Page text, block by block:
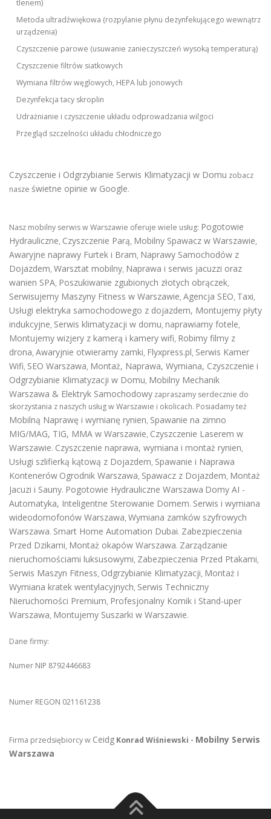
tlenem)
Metoda ultradźwiękowa (rozpylanie płynu dezynfekującego wewnątrz
urządzenia)
Czyszczenie parowe (usuwanie zanieczyszczeń wysoką temperaturą)
Czyszczenie filtrów siatkowych
Wymiana filtrów węglowych, HEPA lub jonowych
Dezynfekcja tacy skroplin
Udrażnianie i czyszczenie układu odprowadzania wilgoci
Przegląd szczelności układu chłodniczego
Czyszczenie i Odgrzybianie Serwis Klimatyzacji w Domu zobacz
nasze świetne opinie w Google.
Nasz mobilny serwis w Warszawie oferuje wiele usług: Pogotowie
Hydrauliczne, Czyszczenie Parą, Mobilny Spawacz w Warszawie,
Awaryjne naprawy Furtek i Bram, Naprawy Samochodów z
Dojazdem, Warsztat mobilny, Naprawa i serwis jacuzzi oraz
wanien SPA, Poszukiwanie zgubionych złotych obrączek,
Serwisujemy Maszyny Fitness w Warszawie, Agencja SEO, Taxi,
Usługi elektryka samochodowego z dojazdem, Montujemy płyty
indukcyjne, Serwis klimatyzacji w domu, naprawiamy fotele,
Montujemy wizjery z kamerą i kamery wifi, Robimy filmy z
drona, Awaryjnie otwieramy zamki, Flyxpress.pl, Serwis Kamer
Wifi, SEO Warszawa, Montaż, Naprawa, Wymiana, Czyszczenie i
Odgrzybianie Klimatyzacji w Domu, Mobilny Mechanik
Warszawa & Elektryk Samochodowy zapraszamy serdecznie do
skorzystania z naszych usług w Warszawie i okolicach. Posiadamy też
Mobilną Naprawę i wymianę rynien, Spawanie na zimno
MIG/MAG, TIG, MMA w Warszawie, Czyszczenie Laserem w
Warszawie. Czyszczenie naprawa, wymiana i montaż rynien,
Usługi szlifierką kątową z Dojazdem, Spawanie i Naprawa
Kontenerów Ogrodnik Warszawa, Spawacz z Dojazdem, Montaż
Jacuzi i Sauny. Pogotowie Hydrauliczne Warszawa Domy AI -
Automatyka, Inteligentne Sterowanie Domem. Serwis i wymiana
wideodomofonów Warszawa, Wymiana zamków szyfrowych
Warszawa. Smart Home Automation Dubai. Zabezpieczenia
Przed Dzikami, Montaż okapów Warszawa. Zarządzanie
nieruchomościami luksusowymi, Zabezpieczenia Przed Ptakami,
Serwis Maszyn Fitness, Odgrzybianie Klimatyzacji, Montaż i
Wymiana kratek wentylacyjnych, Serwis Techniczny
Nieruchomości Premium, Profesjonalny Komik i Stand-uper
Warszawa, Montujemy Suszarki w Warszawie.
Dane firmy:
Numer NIP 8792446683
Numer REGON 021161238
Firma przedsiębiorcy w Ceidg Konrad Wiśniewski - Mobilny Serwis
Warszawa